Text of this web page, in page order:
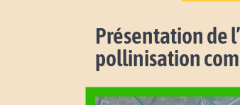
Présentation de
pollinisation